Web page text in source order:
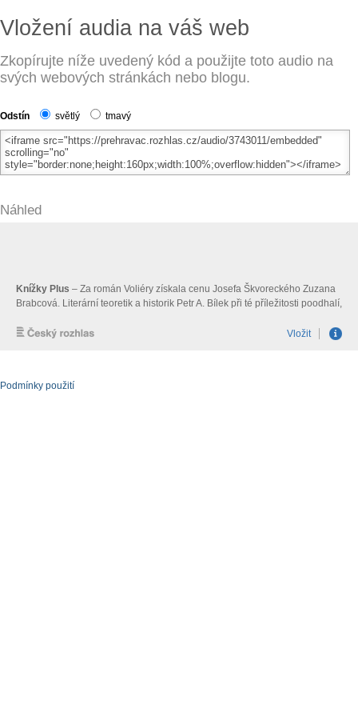
Vložení audia na váš web
Zkopírujte níže uvedený kód a použijte toto audio na
svých webových stránkách nebo blogu.
Odstín světlý tmavý
Náhled
Podmínky použití